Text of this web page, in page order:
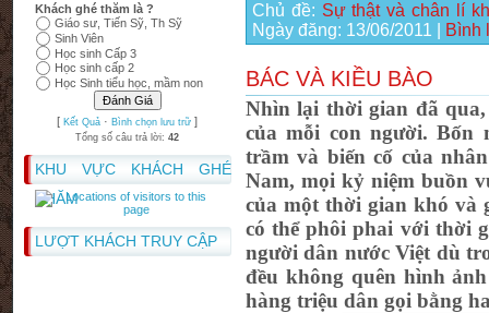
Khách ghé thăm là ?
Giáo sư, Tiến Sỹ, Th Sỹ
Sinh Viên
Học sinh Cấp 3
Học sinh cấp 2
Học Sinh tiểu học, mầm non
[Kết Quả ·Bình chọn lưu trữ ]
Tổng số câu trả lời:42
KHU VỰC KHÁCH GHÉ
THĂM
LƯỢT KHÁCH TRUY CẬP
Chủ đề: Sự thật và chân lí
Ngày đăng: 13/06/2011 Bình
BÁC VÀ KIỀU BÀO
Nhìn lại thời gian đã
của mỗi con người. Bốn
trầm và biến cố của
Nam, mọi kỷ niệm buồn
của một thời gian khó và
có thể phôi phai với thời
người dân nước Việt dù
đều không quên hình
hàng triệu dân gọi bằng